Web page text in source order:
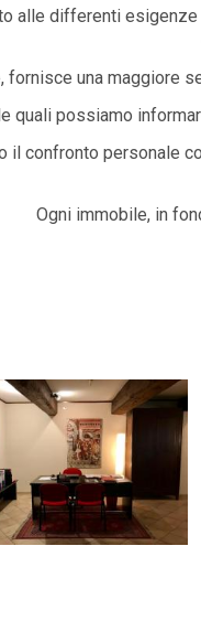
alle differenti
una maggiore
possiamo
il confronto personale
Ogni immobile, in